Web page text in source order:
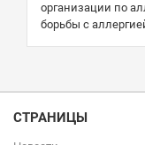
организации по
борьбы с
СТРАНИЦЫ